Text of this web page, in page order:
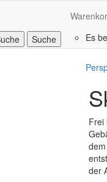
Suche
Es
Frei
der